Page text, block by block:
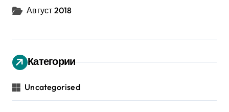
Август 2018
Категории
Uncategorised